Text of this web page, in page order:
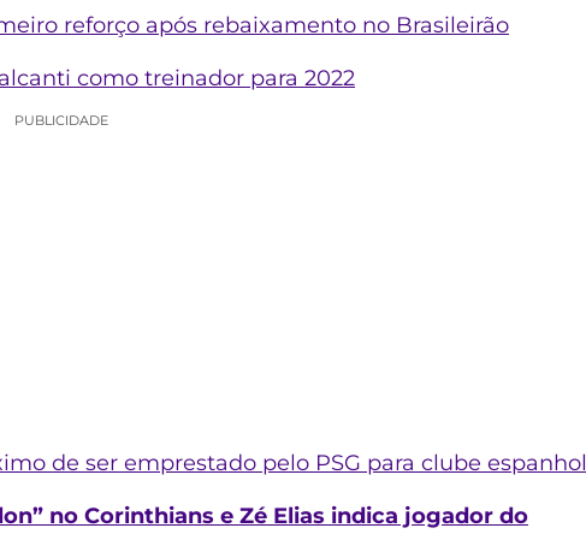
reforço após rebaixamento no Brasileirão
como treinador para 2022
PUBLICIDADE
de ser emprestado pelo PSG para clube espanhol
no Corinthians e Zé Elias indica jogador do